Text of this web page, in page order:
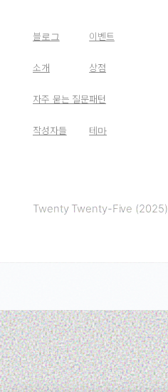
블로그
소개
자주 묻는 질문
작성자들
이벤트
상점
패턴
테마
Twenty Twenty-Five (2025)